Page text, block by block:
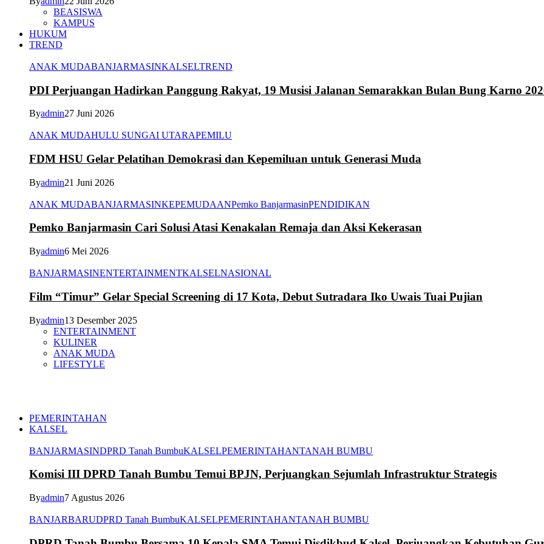
BEASISWA
KAMPUS
HUKUM
TREND
ANAK MUDABANJARMASINKALSELTREND
PDI Perjuangan Hadirkan Panggung Rakyat, 19 Musisi Jalanan Semarakkan Bulan Bung Karno
Byadmin27 Juni 2026
ANAK MUDAHULU SUNGAI UTARAPEMILU
FDM HSU Gelar Pelatihan Demokrasi dan Kepemiluan untuk Generasi Muda
Byadmin21 Juni 2026
ANAK MUDABANJARMASINKEPEMUDAANPemko BanjarmasinPENDIDIKAN
Pemko Banjarmasin Cari Solusi Atasi Kenakalan Remaja dan Aksi Kekerasan
Byadmin6 Mei 2026
BANJARMASINENTERTAINMENTKALSELNASIONAL
Film “Timur” Gelar Special Screening di 17 Kota, Debut Sutradara Iko Uwais Tuai Pujian
Byadmin13 Desember 2025
ENTERTAINMENT
KULINER
ANAK MUDA
LIFESTYLE
PEMERINTAHAN
KALSEL
BANJARMASINDPRD Tanah BumbuKALSELPEMERINTAHANTANAH BUMBU
Komisi III DPRD Tanah Bumbu Temui BPJN, Perjuangkan Sejumlah Infrastruktur Strategis
Byadmin7 Agustus 2026
BANJARBARUDPRD Tanah BumbuKALSELPEMERINTAHANTANAH BUMBU